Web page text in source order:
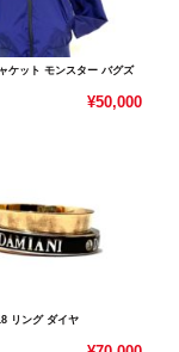
ケット モンスター バグズ
¥50,000
リング ダイヤ